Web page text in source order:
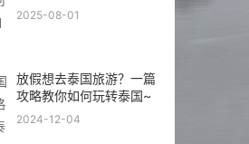
荣发达？
2025-08-01
放假想去泰国旅游？一篇
攻略教你如何玩转泰国~
2024-12-04